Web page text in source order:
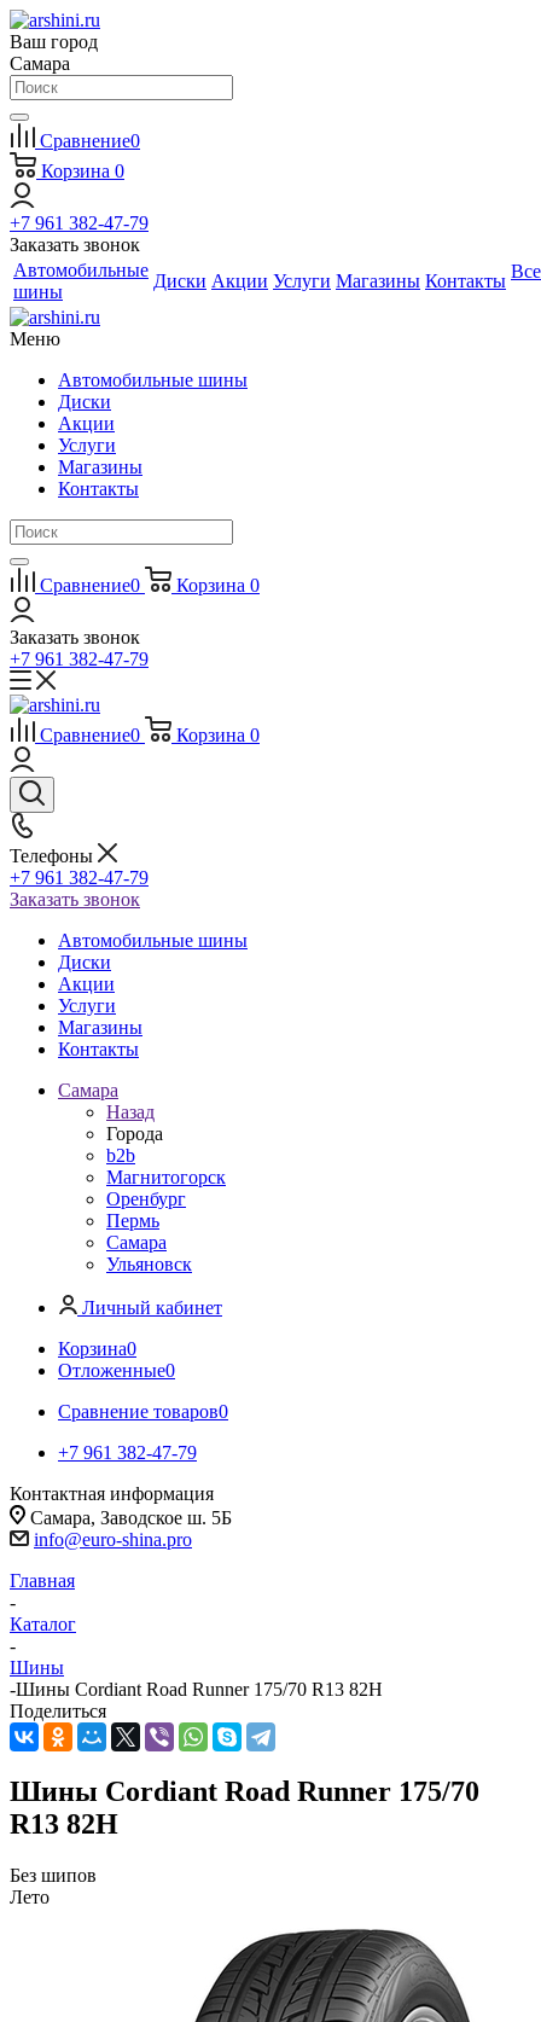
Ваш город
Самара
Сравнение0
Корзина 0
+7 961 382-47-79
Заказать звонок
Автомобильные
шины
Диски Акции Услуги Магазины Контакты Все
Меню
Автомобильные шины
Диски
Акции
Услуги
Магазины
Контакты
Сравнение0 Корзина 0
Заказать звонок
+7 961 382-47-79
Сравнение0 Корзина 0
Телефоны
+7 961 382-47-79
Заказать звонок
Автомобильные шины
Диски
Акции
Услуги
Магазины
Контакты
Самара
Назад
Города
b2b
Магнитогорск
Оренбург
Пермь
Самара
Ульяновск
Личный кабинет
Корзина0
Отложенные0
Сравнение товаров0
+7 961 382-47-79
Контактная информация
Самара, Заводское ш. 5Б
info@euro-shina.pro
Главная
-
Каталог
-
Шины
-Шины Cordiant Road Runner 175/70 R13 82H
Поделиться
Шины Cordiant Road Runner 175/70
R13 82H
Без шипов
Лето